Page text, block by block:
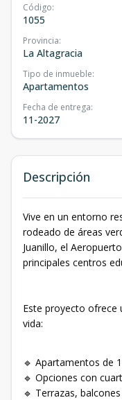
Código:
1055
Provincia:
La Altagracia
Tipo de inmueble:
Apartamentos
Fecha de entrega:
11-2027
Descripción
Vive en un entorno
rodeado de áreas
Juanillo, el
principales centros
Este proyecto ofrece
vida:
🔹 Apartamentos de
🔹 Opciones con
🔹 Terrazas,